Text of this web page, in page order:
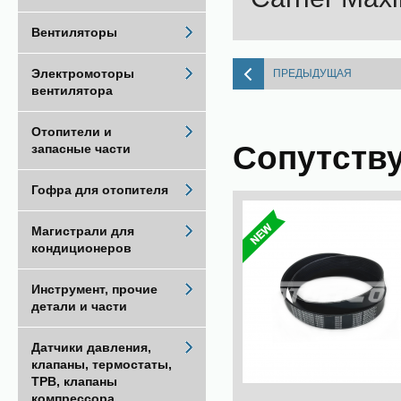
ПРЕДЫДУЩАЯ
Вентиляторы
Электромоторы
вентилятора
Отопители и
запасные части
Гофра для отопителя
Магистрали для
кондиционеров
Инструмент, прочие
детали и части
Датчики давления,
клапаны, термостаты,
ТРВ, клапаны